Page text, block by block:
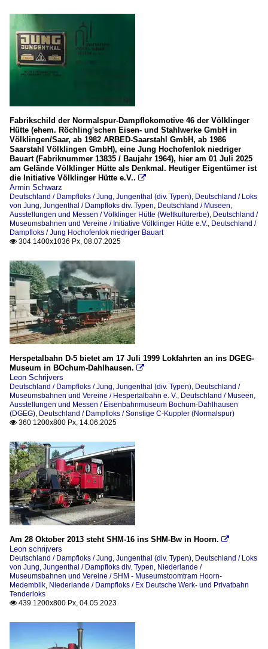
Fabrikschild der Normalspur-Dampflokomotive 46 der Völklinger
Hütte (ehem. Röchling'schen Eisen- und Stahlwerke GmbH in
Völklingen/Saar, ab 1982 ARBED-Saarstahl GmbH, ab 1986
Saarstahl Völklingen GmbH), eine Jung Hochofenlok niedriger
Bauart (Fabriknummer 13835 / Baujahr 1964), hier am 01 Juli 2025
am Gelände Völklinger Hütte als Denkmal. Heutiger Eigentümer ist
die Initiative Völklinger Hütte e.V.. 
Armin Schwarz
Deutschland / Dampfloks / Jung, Jungenthal (div. Typen), Deutschland / Loks
von Jung, Jungenthal / Dampfloks div. Typen, Deutschland / Museen,
Ausstellungen und Messen / Völklinger Hütte (Weltkulturerbe), Deutschland /
Museumsbahnen und Vereine / Initiative Völklinger Hütte e.V., Deutschland /
Dampfloks / Jung Hochofenlok niedriger Bauart
 304 1400x1036 Px, 08.07.2025
Herspetalbahn D-5 bietet am 17 Juli 1999 Lokfahrten an ins DGEG-
Museum in BOchum-Dahlhausen. 
Leon Schrijvers
Deutschland / Dampfloks / Jung, Jungenthal (div. Typen), Deutschland /
Museumsbahnen und Vereine / Hespertalbahn e. V., Deutschland / Museen,
Ausstellungen und Messen / Eisenbahnmuseum Bochum-Dahlhausen
(DGEG), Deutschland / Dampfloks / Sonstige C-Kuppler (Normalspur)
 360 1200x800 Px, 14.06.2025
Am 28 Oktober 2013 steht SHM-16 ins SHM-Bw in Hoorn. 
Leon schrijvers
Deutschland / Dampfloks / Jung, Jungenthal (div. Typen), Deutschland / Loks
von Jung, Jungenthal / Dampfloks div. Typen, Niederlande /
Museumsbahnen und Vereine / SHM - Museumstoomtram Hoorn-
Medemblik, Niederlande / Dampfloks / Ex Deutsche Werk- und Privatbahn
Tenderloks
 439 1200x800 Px, 04.05.2023